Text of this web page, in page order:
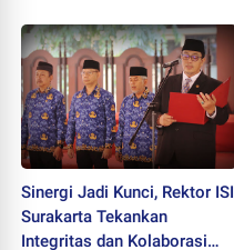
Sinergi Jadi Kunci, Rektor ISI
Surakarta Tekankan
Integritas dan Kolaborasi